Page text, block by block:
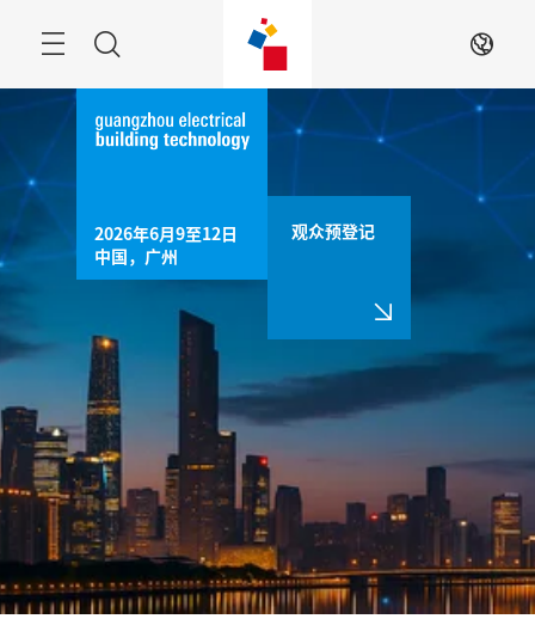
菜
ZH
2026年6月9至12日
中国，广州
观众预登记